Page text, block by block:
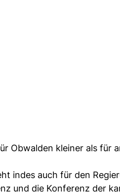
Obwalden kleiner als für
indes auch für den
und die Konferenz der